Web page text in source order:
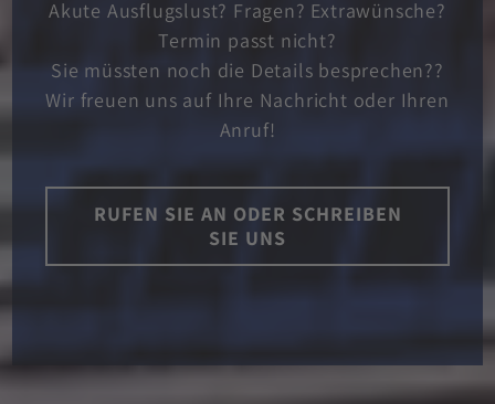
Akute Ausflugslust? Fragen? Extrawünsche?
Termin passt nicht?
Sie müssten noch die Details besprechen??
Wir freuen uns auf Ihre Nachricht oder Ihren
Anruf!
RUFEN SIE AN ODER SCHREIBEN
SIE UNS